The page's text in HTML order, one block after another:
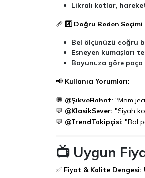
Likralı kotlar,
📏 4️⃣ Doğru Beden Seçimi
Bel ölçünüzü doğru
Esneyen kumaşları
Boyunuza göre
📢 Kullanıcı Yorumları:
💬 @ŞıkveRahat: "Mom
💬 @KlasikSever: "Siyah
💬 @TrendTakipçisi: "Bol
📺 Uygun
✅ Fiyat & Kalite Dengesi: